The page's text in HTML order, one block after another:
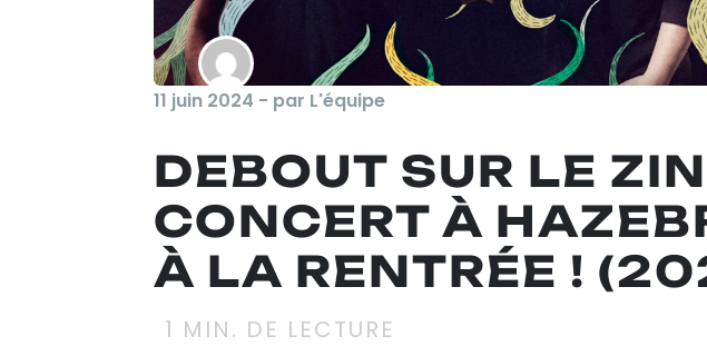
11 juin 2024 - par L'équipe
DEBOUT SUR LE
CONCERT À
À LA RENTRÉE !
1 MIN. DE LECTURE